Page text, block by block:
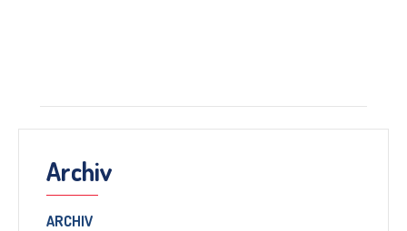
Archiv
ARCHIV